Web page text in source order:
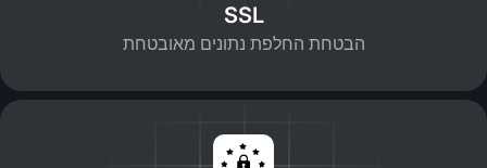
SSL
הבטחת החלפת נתונים מאובטחת